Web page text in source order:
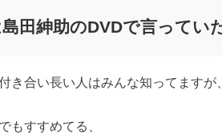
田紳助のDVDで言ってい
き合い長い人はみんな知ってますが、
もすすめてる、